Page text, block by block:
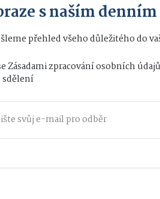
s naším
přehled všeho důležitého do
Zásadami zpracování osobních údajů